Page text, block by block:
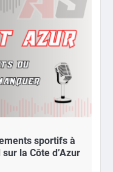
sportifs à
la Côte d’Azur